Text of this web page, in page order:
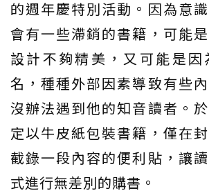
的週年慶特別活動。因為意
會有一些滯銷的書籍，可能
設計不夠精美，又可能是因
名，種種外部因素導致有些
沒辦法遇到他的知音讀者。
定以牛皮紙包裝書籍，僅在
截錄一段內容的便利貼，讓
式進行無差別的購書。